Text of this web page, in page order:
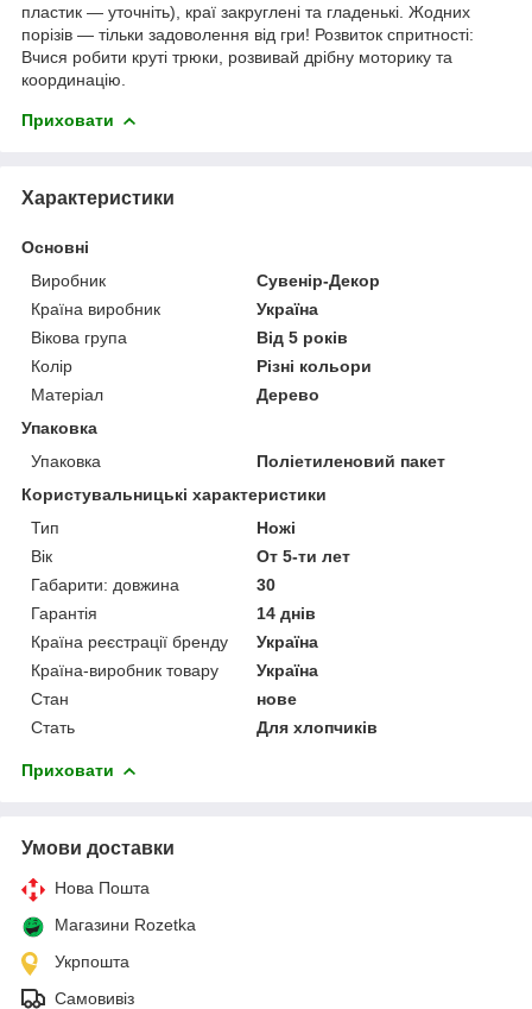
пластик — уточніть), краї закруглені та гладенькі. Жодних
порізів — тільки задоволення від гри! Розвиток спритності:
Вчися робити круті трюки, розвивай дрібну моторику та
координацію.
Приховати
Характеристики
Основні
Виробник
Сувенір-Декор
Країна виробник
Україна
Вікова група
Від 5 років
Колір
Різні кольори
Матеріал
Дерево
Упаковка
Упаковка
Поліетиленовий пакет
Користувальницькі характеристики
Тип
Ножі
Вік
От 5-ти лет
Габарити: довжина
30
Гарантія
14 днів
Країна реєстрації бренду
Україна
Країна-виробник товару
Україна
Стан
нове
Стать
Для хлопчиків
Приховати
Умови доставки
Нова Пошта
Магазини Rozetka
Укрпошта
Самовивіз